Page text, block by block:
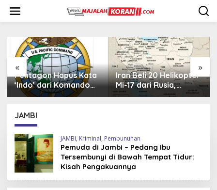
w
« »
Pentagon Hapus Kata
‘Indo’ dari Komando
Indo-Pasifik,
Iran Beli 20 Helikopter
Mi-17 dari Rusia,
Perkuat Armada Udara
JAMBI
JAMBI, Kriminal, Pembunuhan
Pemuda di Jambi – Pedang Ibu
Tersembunyi di Bawah Tempat Tidur:
Kisah Pengakuannya